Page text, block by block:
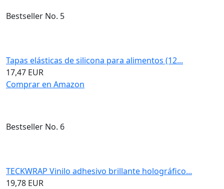
Bestseller No. 5
Tapas elásticas de silicona para alimentos (12...
17,47 EUR
Comprar en Amazon
Bestseller No. 6
TECKWRAP Vinilo adhesivo brillante holográfico...
19,78 EUR